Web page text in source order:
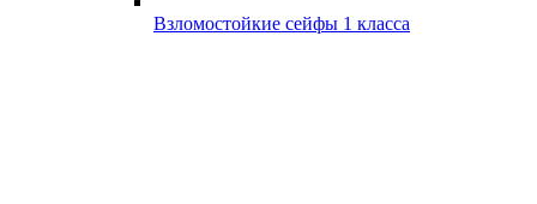
Взломостойкие сейфы 1 класса